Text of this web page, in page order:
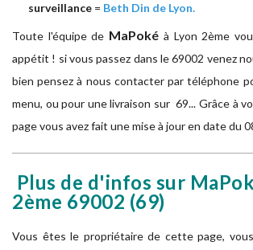
surveillance = Beth Din de Lyon.
Toute l'équipe de MaPoké à Lyon 2ème
appétit ! si vous passez dans le 69002 venez
bien pensez à nous contacter par téléphone
menu, ou pour une livraison sur 69... Grâce à
page vous avez fait une mise à jour en date du
Plus de d'infos sur
2ème 69002 (69)
Vous êtes le propriétaire de cette page,